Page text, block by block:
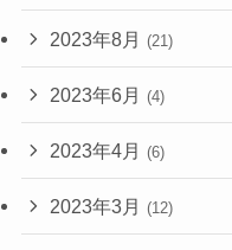
2023年8月 (21)
2023年6月 (4)
2023年4月 (6)
2023年3月 (12)